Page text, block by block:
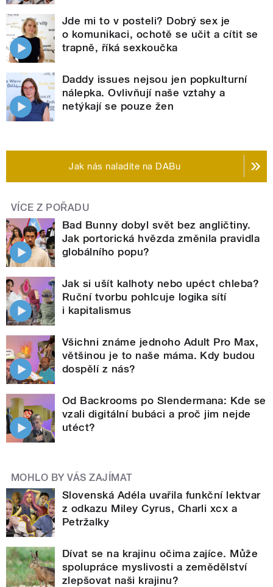
Jde mi to v posteli? Dobrý sex je
o komunikaci, ochotě se učit a cítit se
trapně, říká sexkoučka
Daddy issues nejsou jen popkulturní
nálepka. Ovlivňují naše vztahy a
netýkají se pouze žen
Jak nás naladíte na DABu
VÍCE Z POŘADU
Bad Bunny dobyl svět bez angličtiny.
Jak portorická hvězda změnila pravidla
globálního popu?
Jak si ušít kalhoty nebo upéct chleba?
Ruční tvorbu pohlcuje logika sítí
i kapitalismus
Všichni známe jednoho Adult Pro Max,
většinou je to naše máma. Kdy budou
dospělí z nás?
Od Backrooms po Slendermana: Kde se
vzali digitální bubáci a proč jim nejde
utéct?
MOHLO BY VÁS ZAJÍMAT
Slovenská Adéla uvařila funkční lektvar
z odkazu Miley Cyrus, Charli xcx a
Petržalky
Dívat se na krajinu očima zajíce. Může
spolupráce myslivosti a zemědělství
zlepšovat naši krajinu?